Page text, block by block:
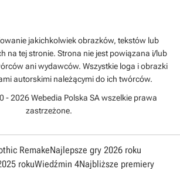
jakichkolwiek obrazków, tekstów lub
na tej stronie. Strona nie jest powiązana i/lub
ani wydawców. Wszystkie loga i obrazki
autorskimi należącymi do ich twórców.
- 2026 Webedia Polska SA wszelkie prawa
zastrzeżone.
RemakeNajlepsze gry 2026 roku
rokuWiedźmin 4Najbliższe premiery